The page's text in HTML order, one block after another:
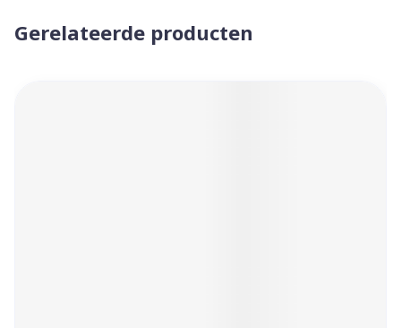
Gerelateerde producten